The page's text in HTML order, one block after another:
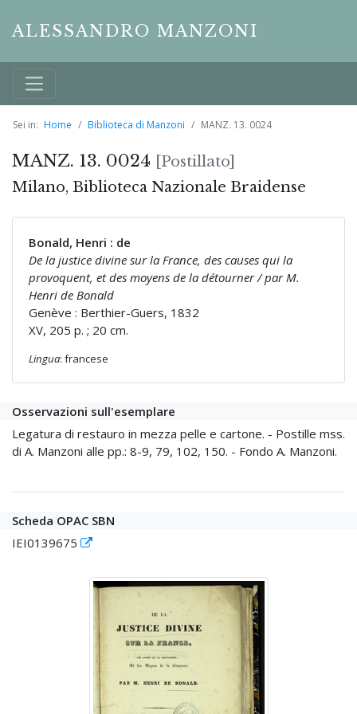
ALESSANDRO MANZONI
Sei in: Home Biblioteca di Manzoni MANZ. 13. 0024
MANZ. 13. 0024 [Postillato]
Milano, Biblioteca Nazionale Braidense
Bonald, Henri : de
De la justice divine sur la France, des causes qui la
provoquent, et des moyens de la détourner / par M.
Henri de Bonald
Genève : Berthier-Guers, 1832
XV, 205 p. ; 20 cm.
Lingua: francese
Osservazioni sull'esemplare
Legatura di restauro in mezza pelle e cartone. - Postille mss.
di A. Manzoni alle pp.: 8-9, 79, 102, 150. - Fondo A. Manzoni.
Scheda OPAC SBN
IEI0139675